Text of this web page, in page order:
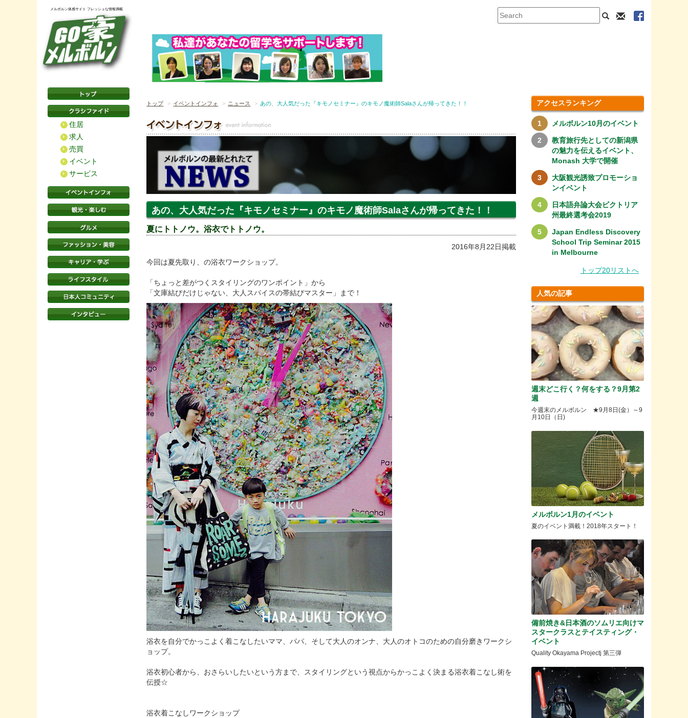
メルボルン体感サイト フレッシュな情報満載
住居
求人
売買
イベント
サービス
トップ イベントインフォ ニュース あの、大人気だった『キモノセミナー』のキモノ魔術師Salaさんが帰ってきた！！
あの、大人気だった『キモノセミナー』のキモノ魔術師Salaさんが帰ってきた！！
夏にトトノウ。浴衣でトトノウ。
2016年8月22日掲載
今回は夏先取り、の浴衣ワークショップ。
「ちょっと差がつくスタイリングのワンポイント」から
「文庫結びだけじゃない、大人スパイスの帯結びマスター」まで！
浴衣を自分でかっこよく着こなしたいママ、パパ、そして大人のオンナ、大人のオトコのための自分磨きワークシ
ョップ。
浴衣初心者から、おさらいしたいという方まで、スタイリングという視点からかっこよく決まる浴衣着こなし術を
伝授☆
浴衣着こなしワークショップ
アクセスランキング
メルボルン10月のイベント
教育旅行先としての新潟県
の魅力を伝えるイベント、
Monash 大学で開催
大阪観光誘致プロモーショ
ンイベント
日本語弁論大会ビクトリア
州最終選考会2019
Japan Endless Discovery
School Trip Seminar 2015
in Melbourne
トップ20リストへ
人気の記事
週末どこ行く？何をする？9月第2
週
今週末のメルボルン ★9月8日(金）～9
月10日（日)
メルボルン1月のイベント
夏のイベント満載！2018年スタート！
備前焼き&日本酒のソムリエ向けマ
スタークラスとテイスティング・
イベント
Quality Okayama Projectj 第三弾